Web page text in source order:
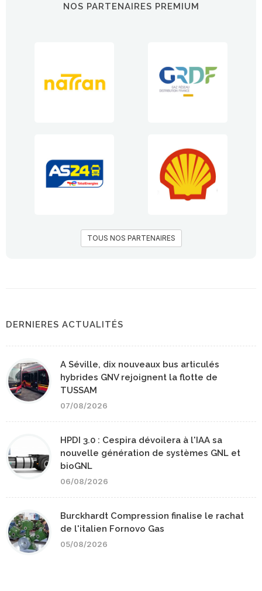
NOS PARTENAIRES PREMIUM
TOUS NOS PARTENAIRES
DERNIERES ACTUALITÉS
A Séville, dix nouveaux bus articulés
hybrides GNV rejoignent la flotte de
TUSSAM
07/08/2026
HPDI 3.0 : Cespira dévoilera à l'IAA sa
nouvelle génération de systèmes GNL et
bioGNL
06/08/2026
Burckhardt Compression finalise le rachat
de l'italien Fornovo Gas
05/08/2026